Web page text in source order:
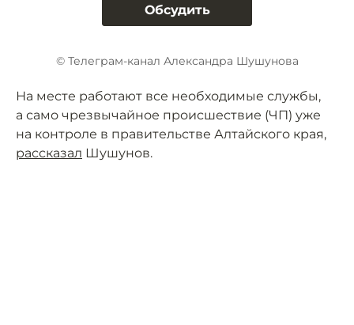
Обсудить
© Телеграм-канал Александра Шушунова
На месте работают все необходимые службы,
а само чрезвычайное происшествие (ЧП) уже
на контроле в правительстве Алтайского края,
рассказал Шушунов.